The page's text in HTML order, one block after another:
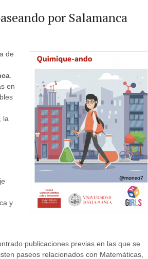
por Salamanca
de
.
en
la
y
publicaciones previas en las que se
paseos relacionados con Matemáticas,